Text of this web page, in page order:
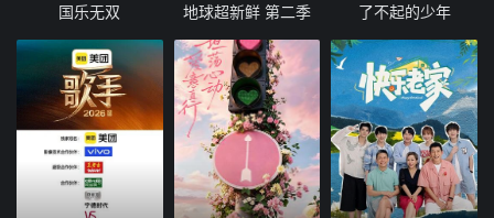
国乐无双 地球超新鲜 第二季 了不起的少年